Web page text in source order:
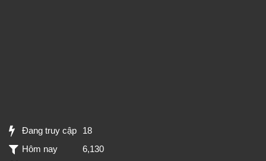
Đang truy cập
18
Hôm nay
6,130